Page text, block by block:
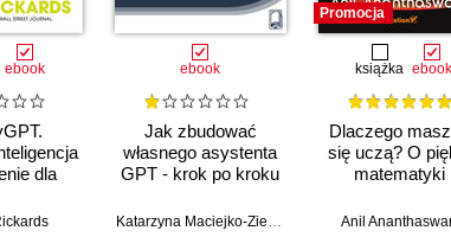
ebook
dla
ebook
Jak zbudować
własnego asystenta
GPT - krok po kroku
Katarzyna Maciejko-Zielińska
Promocja
książka ebook
Dlaczego
się uczą? O
matematyki
Anil